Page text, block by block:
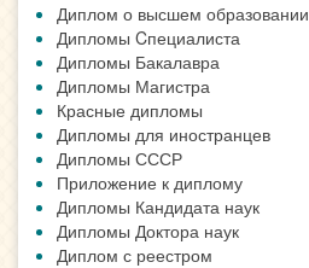
Диплом о высшем образовании
Дипломы Cпециалиста
Дипломы Бакалавра
Дипломы Магистра
Красные дипломы
Дипломы для иностранцев
Дипломы СССР
Приложение к диплому
Дипломы Кандидата наук
Дипломы Доктора наук
Диплом с реестром